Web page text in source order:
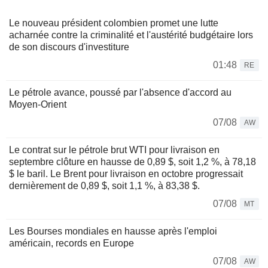
Le nouveau président colombien promet une lutte
acharnée contre la criminalité et l'austérité budgétaire lors
de son discours d'investiture
01:48
RE
Le pétrole avance, poussé par l'absence d'accord au
Moyen-Orient
07/08
AW
Le contrat sur le pétrole brut WTI pour livraison en
septembre clôture en hausse de 0,89 $, soit 1,2 %, à 78,18
$ le baril. Le Brent pour livraison en octobre progressait
dernièrement de 0,89 $, soit 1,1 %, à 83,38 $.
07/08
MT
Les Bourses mondiales en hausse après l'emploi
américain, records en Europe
07/08
AW